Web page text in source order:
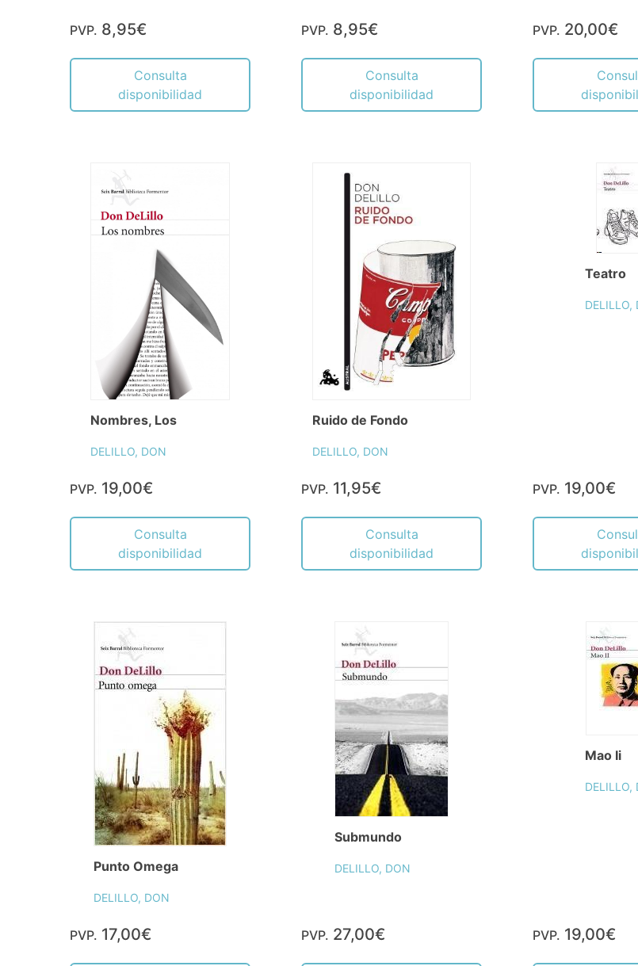
PVP. 8,95€
Consulta
disponibilidad
PVP. 8,95€
Consulta
disponibilidad
PVP. 20,00€
Nombres, Los
DELILLO, DON
PVP. 19,00€
Consulta
disponibilidad
Ruido de Fondo
DELILLO, DON
PVP. 11,95€
Consulta
disponibilidad
Teatro
DELILLO,
PVP. 19,00€
Punto Omega
DELILLO, DON
PVP. 17,00€
Submundo
DELILLO, DON
PVP. 27,00€
Mao Ii
DELILLO,
PVP. 19,00€